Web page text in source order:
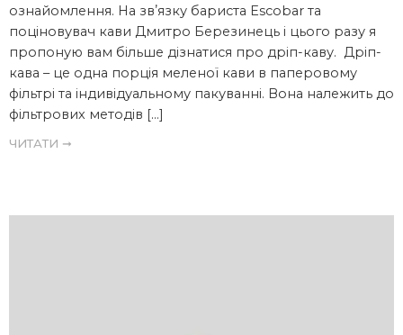
ознайомлення. На звʼязку бариста Escobar та
поціновувач кави Дмитро Березинець і цього разу я
пропоную вам більше дізнатися про дріп-каву. Дріп-
кава – це одна порція меленої кави в паперовому
фільтрі та індивідуальному пакуванні. Вона належить до
фільтрових методів […]
ЧИТАТИ ➞